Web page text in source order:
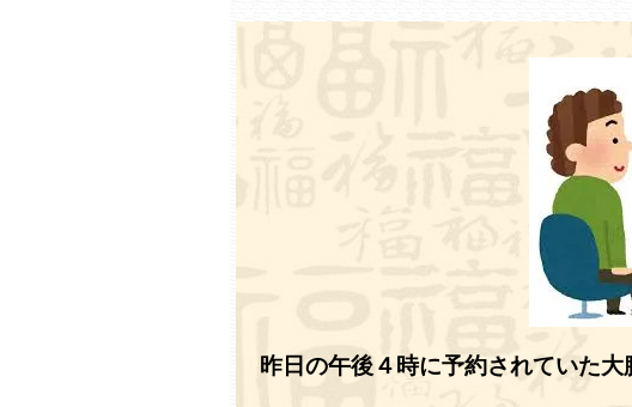
昨日の午後４時に予約されていた